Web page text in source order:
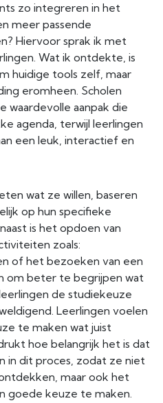
zo integreren in het
meer passende
Hiervoor sprak ik met
Wat ik ontdekte, is
huidige tools zelf, maar
eromheen. Scholen
waardevolle aanpak die
agenda, terwijl leerlingen
een leuk, interactief en
wat ze willen, baseren
op hun specifieke
is het opdoen van
zoals:
of het bezoeken van een
om beter te begrijpen wat
de studiekeuze
Leerlingen voelen
te maken wat juist
hoe belangrijk het is dat
in dit proces, zodat ze niet
maar ook het
goede keuze te maken.